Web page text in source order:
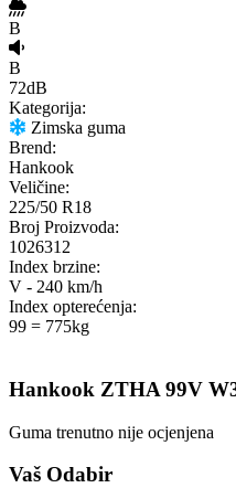
B
B
72dB
Kategorija:
Zimska guma
Brend:
Hankook
Veličine:
225/50 R18
Broj Proizvoda:
1026312
Index brzine:
V - 240 km/h
Index opterećenja:
99 = 775kg
Hankook ZTHA 99V
Guma trenutno nije ocjenjena
Vaš Odabir